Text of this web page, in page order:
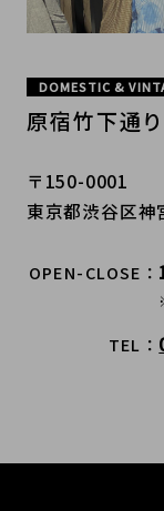
DOMESTIC &
原宿竹下通
〒150-0001
東京都渋谷区
OPEN-CLOSE
TEL